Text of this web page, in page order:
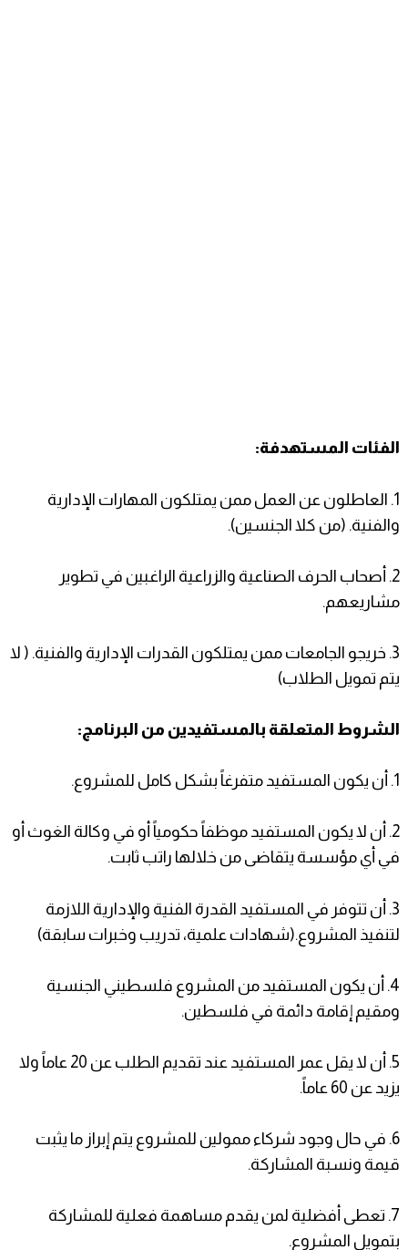
الفئات المستهدفة:
1. العاطلون عن العمل ممن يمتلكون المهارات الإدارية
والفنية. (من كلا الجنسين).
2. أصحاب الحرف الصناعية والزراعية الراغبين في تطوير
مشاريعهم.
3. خريجو الجامعات ممن يمتلكون القدرات الإدارية والفنية. ( لا
يتم تمويل الطلاب)
الشروط المتعلقة بالمستفيدين من البرنامج:
1. أن يكون المستفيد متفرغاً بشكل كامل للمشروع.
2. أن لا يكون المستفيد موظفاً حكومياً أو في وكالة الغوث أو
في أي مؤسسة يتقاضى من خلالها راتب ثابت.
3. أن تتوفر في المستفيد القدرة الفنية والإدارية اللازمة
لتنفيذ المشروع.(شهادات علمية، تدريب وخبرات سابقة)
4. أن يكون المستفيد من المشروع فلسطيني الجنسية
ومقيم إقامة دائمة في فلسطين.
5. أن لا يقل عمر المستفيد عند تقديم الطلب عن 20 عاماً ولا
يزيد عن 60 عاماً.
6. في حال وجود شركاء ممولين للمشروع يتم إبراز ما يثبت
قيمة ونسبة المشاركة.
7. تعطى أفضلية لمن يقدم مساهمة فعلية للمشاركة
بتمويل المشروع.